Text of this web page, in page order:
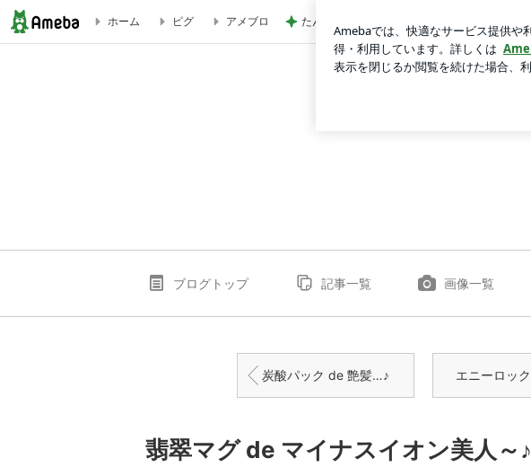
ホーム ピグ アメブロ たんぱく質不足の時の嬉しい味方
ブログトップ 記事一覧 画像一覧
炭酸パック de 艶髪…♪
翡翠マグ de マイナスイオン美人～♪